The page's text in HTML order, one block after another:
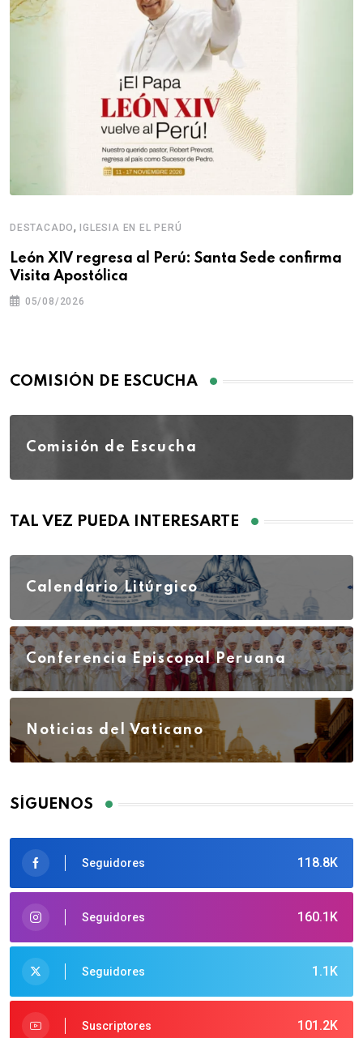
DESTACADO, IGLESIA EN EL PERÚ
León XIV regresa al Perú: Santa Sede confirma
Visita Apostólica
05/08/2026
COMISIÓN DE ESCUCHA
Comisión de Escucha
TAL VEZ PUEDA INTERESARTE
Calendario Litúrgico
Conferencia Episcopal Peruana
Noticias del Vaticano
SÍGUENOS
118.8K
Seguidores
160.1K
Seguidores
1.1K
Seguidores
101.2K
Suscriptores